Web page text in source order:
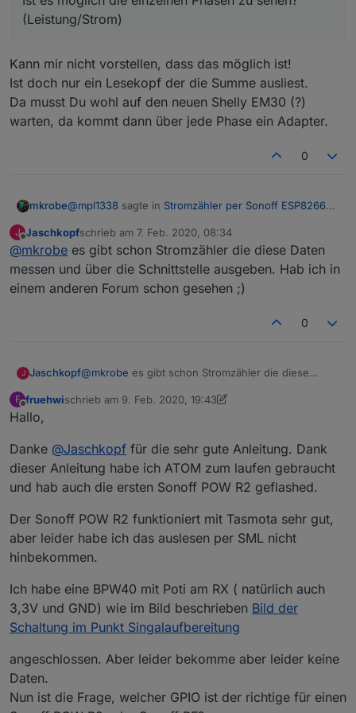
(Leistung/Strom)
Kann mir nicht vorstellen, dass das möglich ist!
Ist doch nur ein Lesekopf der die Summe ausliest.
Da musst Du wohl auf den neuen Shelly EM30 (?)
warten, da kommt dann über jede Phase ein Adapter.
0
mkrobe@mpl1338 sagte in Stromzähler per Sonoff ESP8266
habs gefunden
einstellungen -> gerät konfigurieren -> D7
GPIO13 Led1i "none" hatte hier zuvor "IRrecv"
Kann mir nicht vorstellen, dass das möglich ist!
Ist doch nur ein Lesekopf der die Summe ausliest.
warten, da kommt dann über jede Phase ein Adapter.
J
Offline
Jaschkopfschrieb am 7. Feb. 2020, 08:34
zuletzt editiert von
@mkrobe es gibt schon Stromzähler die diese Daten
messen und über die Schnittstelle ausgeben. Hab ich in
einem anderen Forum schon gesehen ;)
0
J Jaschkopf@mkrobe es gibt schon Stromzähler die diese
Hab ich in einem anderen Forum schon gesehen ;)
F
Offline
fruehwischrieb am 9. Feb. 2020, 19:43
zuletzt editiert von fruehwi2. Okt. 2020, 21:49
Hallo,
Danke @Jaschkopf für die sehr gute Anleitung. Dank
dieser Anleitung habe ich ATOM zum laufen gebraucht
und hab auch die ersten Sonoff POW R2 geflashed.
Der Sonoff POW R2 funktioniert mit Tasmota sehr gut,
aber leider habe ich das auslesen per SML nicht
hinbekommen.
Ich habe eine BPW40 mit Poti am RX ( natürlich auch
3,3V und GND) wie im Bild beschrieben Bild der
Schaltung im Punkt Singalaufbereitung
angeschlossen. Aber leider bekomme aber leider keine
Daten.
Nun ist die Frage, welcher GPIO ist der richtige für einen